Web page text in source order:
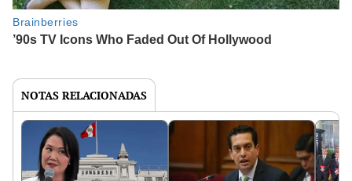
NOTAS RELACIONADAS